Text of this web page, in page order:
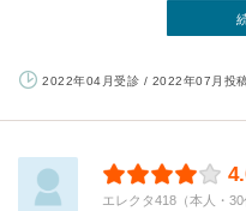
2022年04月受診 / 2022年07月投
エレクタ418（本人・